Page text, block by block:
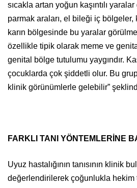
sıcakla artan yoğun kaşıntılı
parmak araları, el bileği iç bölgeler,
karın bölgesinde bu yaralar
özellikle tipik olarak meme ve
genital bölge tutulumu yaygındır.
çocuklarda çok şiddetli olur. Bu
klinik görünümlerle gelebilir”
FARKLI TANI YÖNTEMLERİNE
Uyuz hastalığının tanısının klinik
değerlendirilerek çoğunlukla hekim